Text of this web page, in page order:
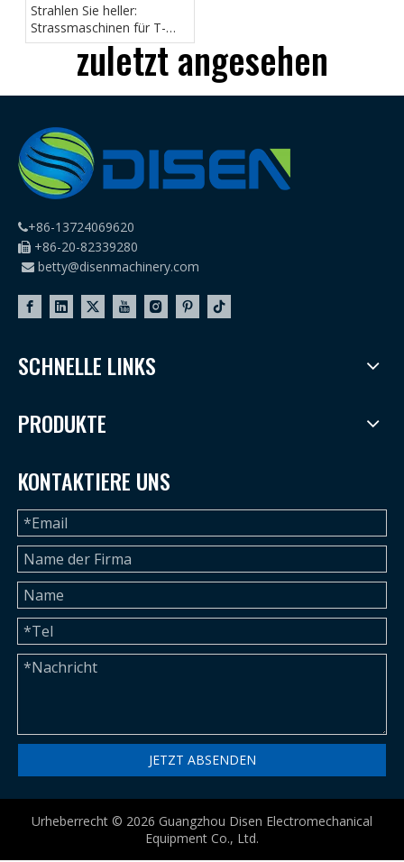
Strahlen Sie heller:
Strassmaschinen für T-
Shirt-Magiezuletzt angesehen
+86-13724069620
 +86-20-82339280
 betty@disenmachinery.com
SCHNELLE LINKS
PRODUKTE
KONTAKTIERE UNS
JETZT ABSENDEN
Urheberrecht © 2026 Guangzhou Disen Electromechanical
Equipment Co., Ltd.